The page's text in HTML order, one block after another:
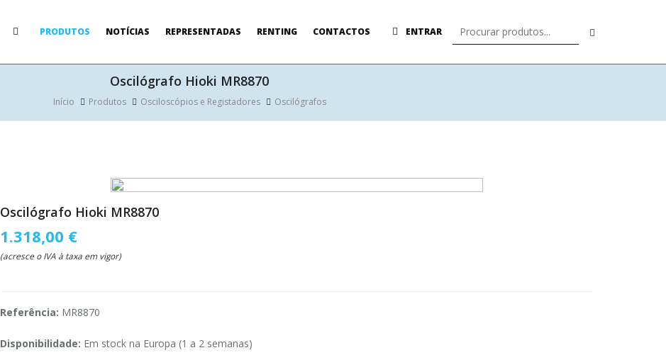
PRODUTOS NOTÍCIAS REPRESENTADAS RENTING CONTACTOS ENTRAR
Oscilógrafo Hioki MR8870
Início Produtos Osciloscópios e Registadores Oscilógrafos
Oscilógrafo Hioki MR8870
1.318,00 €
(acresce o IVA à taxa em vigor)
Referência: MR8870
Disponibilidade: Em stock na Europa (1 a 2 semanas)